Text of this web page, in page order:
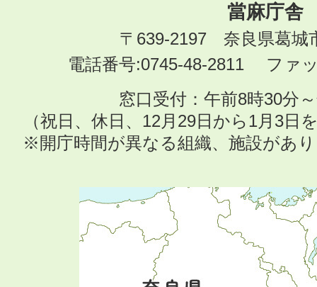
當麻庁舎
〒639-2197 奈良県葛城
電話番号:0745-48-2811 ファ
窓口受付：午前8時30分
（祝日、休日、12月29日から1月3日
※開庁時間が異なる組織、施設があ